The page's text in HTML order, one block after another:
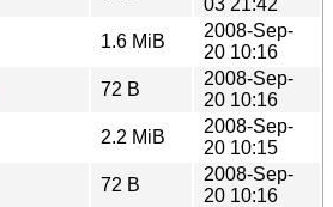
1.6 MiB
2008-Sep-
20 10:16
72 B
2008-Sep-
20 10:16
2.2 MiB
2008-Sep-
20 10:15
72 B
2008-Sep-
20 10:16